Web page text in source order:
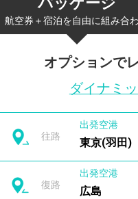
航空券＋宿泊を自由に組み合
オプションで
ダイナミ
往路
出発空港
東京(羽田)
復路
出発空港
広島